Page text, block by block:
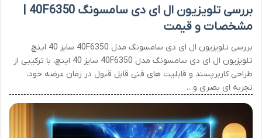
مشخصات و قیمت
بررسی تلویزیون ال ای دی سامسونگ مدل 40F6350 سایز 40 اینچ
تلویزیون ال ای دی سامسونگ مدل 40F6350 سایز 40 اینچ، با ترکیبی از
طراحی کاربرپسند و قابلیت های فنی قابل قبول در زمان عرضه خود،
تجربه ای بصری و…